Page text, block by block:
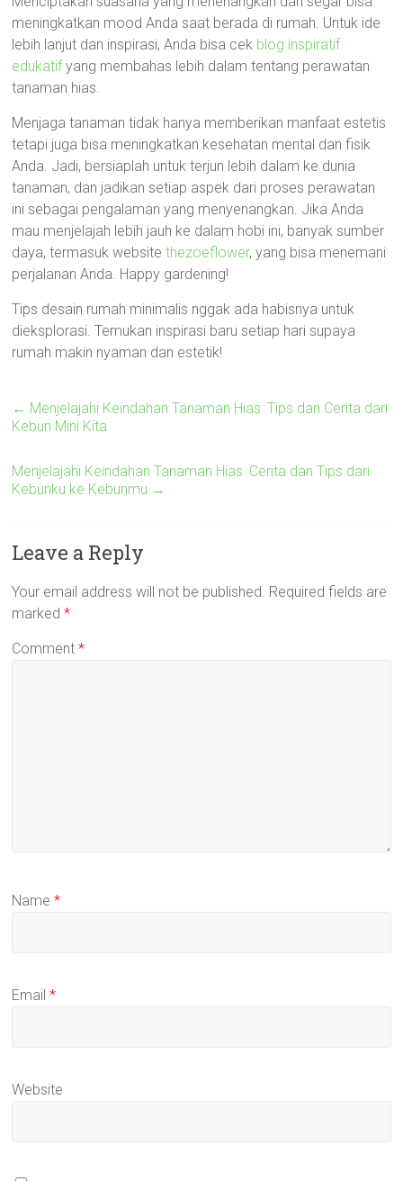
meningkatkan mood Anda saat berada di rumah. Untuk ide
lebih lanjut dan inspirasi, Anda bisa cek blog inspiratif
edukatifyang membahas lebih dalam tentang perawatan
tanaman hias.
Menjaga tanaman tidak hanya memberikan manfaat estetis
tetapi juga bisa meningkatkan kesehatan mental dan fisik
Anda. Jadi, bersiaplah untuk terjun lebih dalam ke dunia
tanaman, dan jadikan setiap aspek dari proses perawatan
ini sebagai pengalaman yang menyenangkan. Jika Anda
mau menjelajah lebih jauh ke dalam hobi ini, banyak sumber
daya, termasuk websitethezoeflower, yang bisa menemani
perjalanan Anda. Happy gardening!
Tips desain rumah minimalis nggak ada habisnya untuk
dieksplorasi. Temukan inspirasi baru setiap hari supaya
rumah makin nyaman dan estetik!
← Menjelajahi Keindahan Tanaman Hias: Tips dan Cerita dari
Kebun Mini Kita
Menjelajahi Keindahan Tanaman Hias: Cerita dan Tips dari
Kebunku ke Kebunmu →
Leave a Reply
Your email address will not be published. Required fields are
marked*
Comment*
Name*
Email*
Website